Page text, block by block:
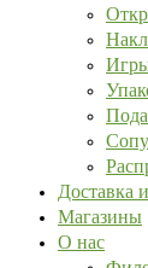
Доставка
Магазины
О нас